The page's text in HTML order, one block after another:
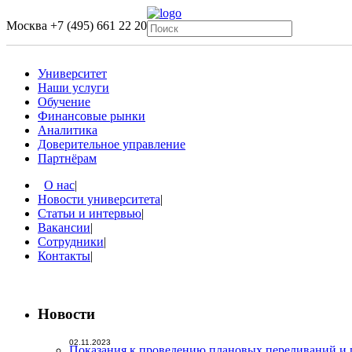
Москва +7 (495) 661 22 20
Университет
Наши услуги
Обучение
Финансовые рынки
Аналитика
Доверительное управление
Партнёрам
О нас|
Новости университета|
Статьи и интервью|
Вакансии|
Сотрудники|
Контакты|
Новости
02.11.2023